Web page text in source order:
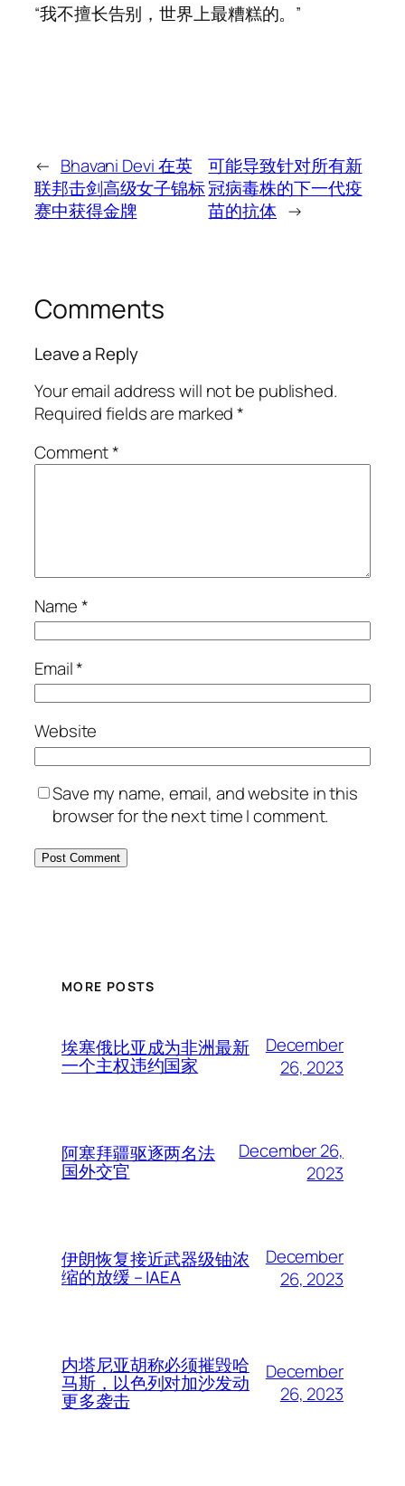
“我不擅长告别，世界上最糟糕的。”
← Bhavani Devi 在英
联邦击剑高级女子锦标
赛中获得金牌
可能导致针对所有新
冠病毒株的下一代疫
苗的抗体 →
Comments
Leave a Reply
Your email address will not be published.
Required fields are marked*
Comment*
Name*
Email*
Website
Save my name, email, and website in this
browser for the next time I comment.
MORE POSTS
埃塞俄比亚成为非洲最新
一个主权违约国家
December
26, 2023
阿塞拜疆驱逐两名法
国外交官
December 26,
2023
伊朗恢复接近武器级铀浓
缩的放缓 – IAEA
December
26, 2023
内塔尼亚胡称必须摧毁哈
马斯，以色列对加沙发动
更多袭击
December
26, 2023